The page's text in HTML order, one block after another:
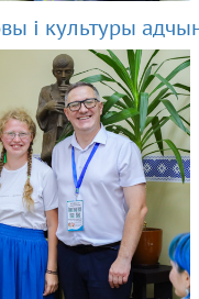
і культуры